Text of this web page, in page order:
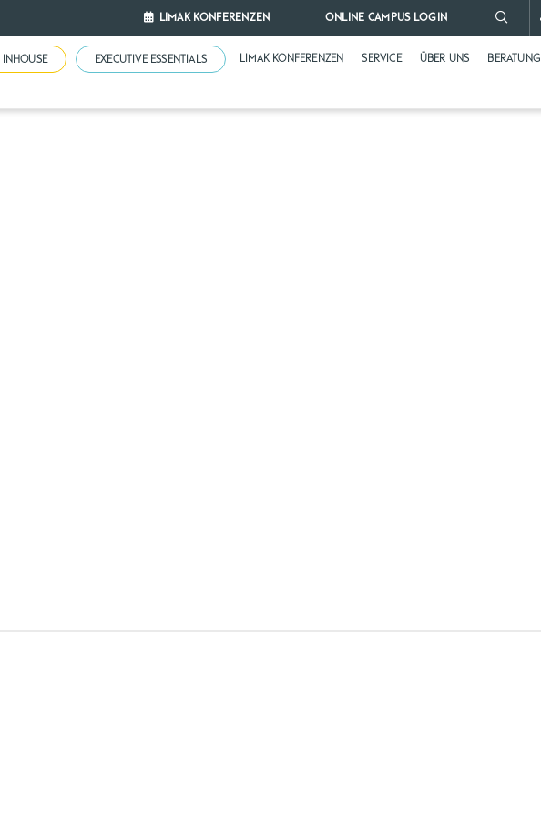
LIMAK KONFERENZEN ONLINE CAMPUS LOGIN
INHOUSE EXECUTIVE ESSENTIALS LIMAK KONFERENZEN SERVICE ÜBER UNS BERATUNG